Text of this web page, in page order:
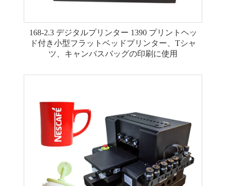
168-2.3 デジタルプリンター 1390 プリントヘッ
ド付き小型フラットベッドプリンター、Tシャ
ツ、キャンバスバッグの印刷に使用